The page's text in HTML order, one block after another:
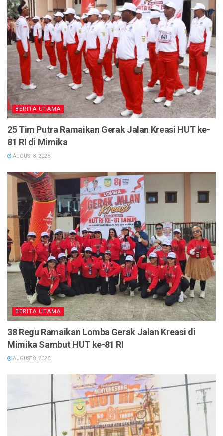
BERITA UTAMA
25 Tim Putra Ramaikan Gerak Jalan Kreasi HUT ke-
81 RI di Mimika
AUGUST 8, 2026
BERITA UTAMA
38 Regu Ramaikan Lomba Gerak Jalan Kreasi di
Mimika Sambut HUT ke-81 RI
AUGUST 8, 2026